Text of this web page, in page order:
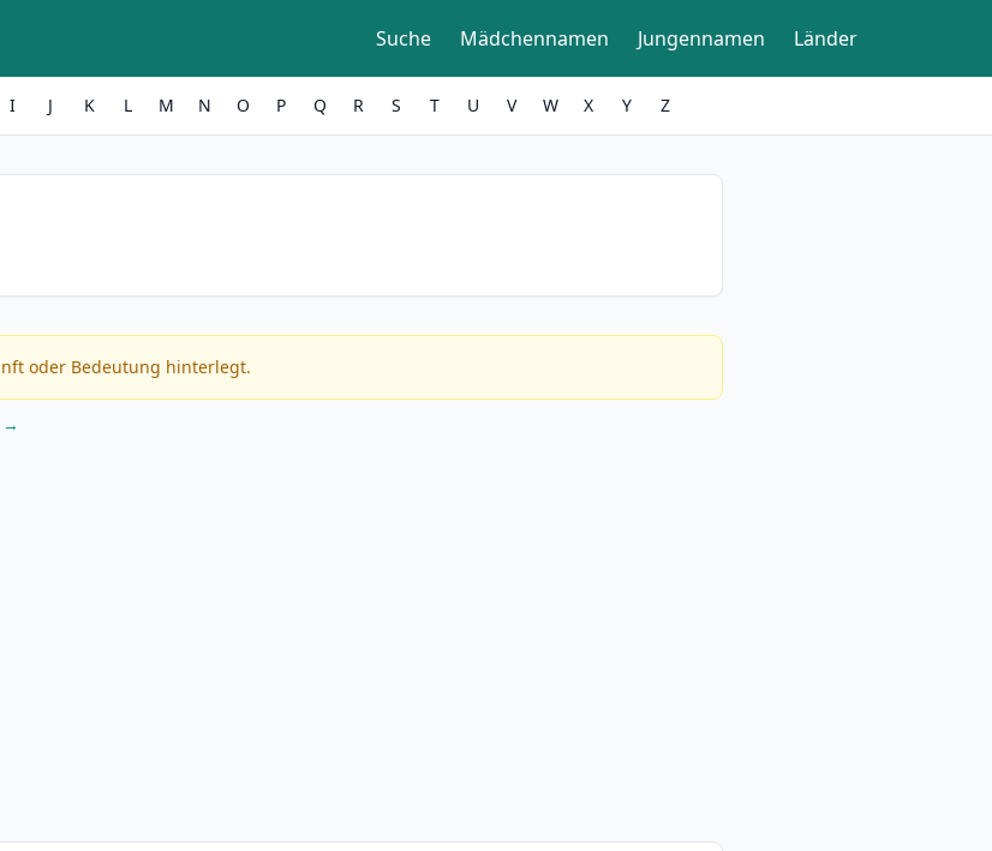
Suche Mädchennamen Jungennamen Länder
I J K L M N O P Q R S T U V W X Y Z
oder Bedeutung hinterlegt.
→